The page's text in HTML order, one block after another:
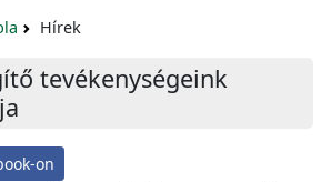
Hírek
tevékenységeink
on